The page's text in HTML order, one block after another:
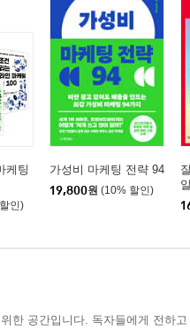
케팅
인)
가성비 마케팅 전략 94
19,800원 (10% 할인)
한 공간입니다. 독자들에게 전하